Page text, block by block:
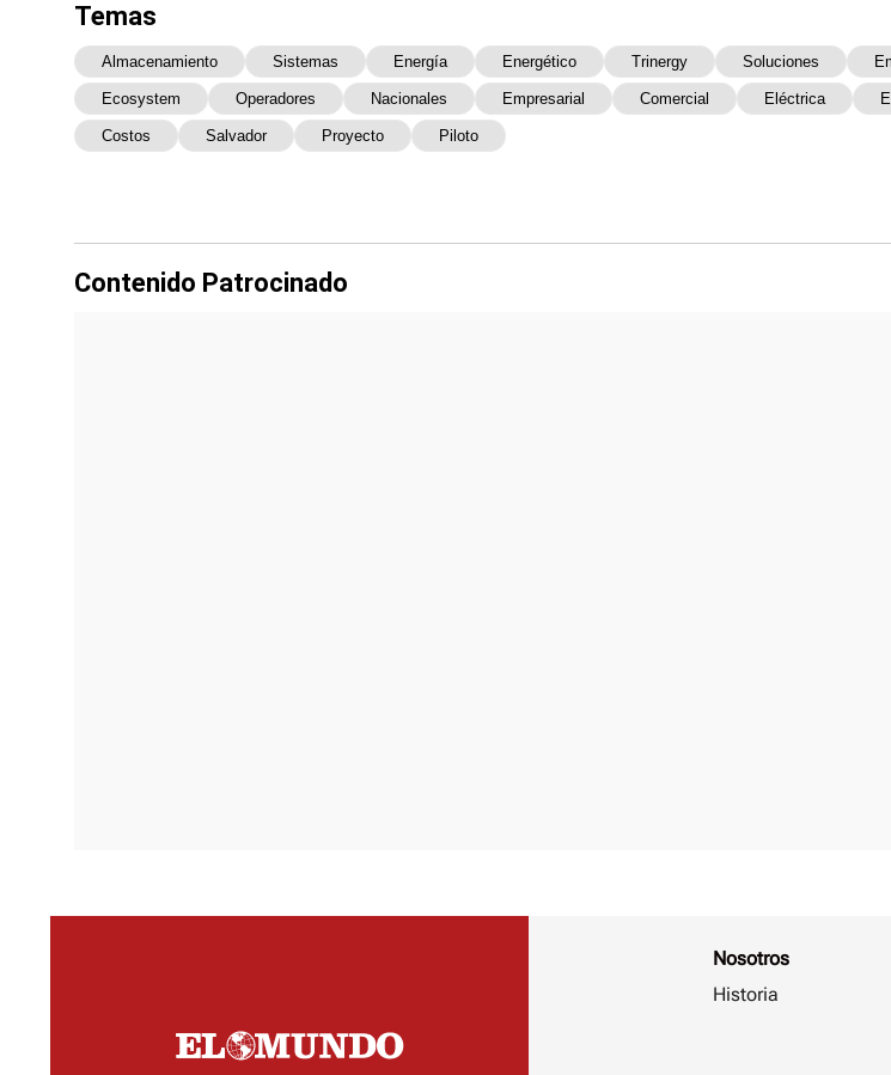
Temas
Almacenamiento Sistemas Energía Energético Trinergy Soluciones
Ecosystem Operadores Nacionales Empresarial Comercial Eléctrica
Costos Salvador Proyecto Piloto
Contenido Patrocinado
Nosotros
Historia